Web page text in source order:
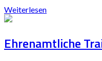
Weiterlesen
Ehrenamtliche